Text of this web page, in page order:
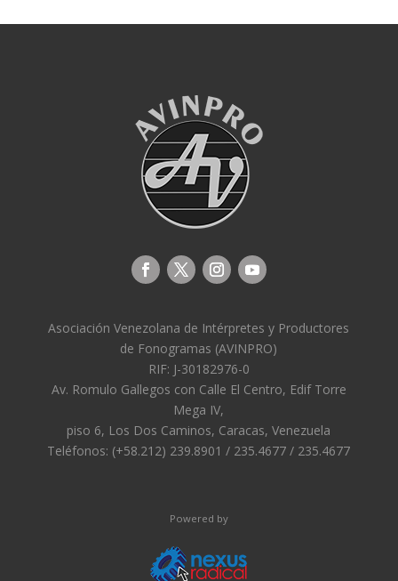
Asociación Venezolana de Intérpretes y Productores
de Fonogramas (AVINPRO)
RIF: J-30182976-0
Av. Romulo Gallegos con Calle El Centro, Edif Torre
Mega IV,
piso 6, Los Dos Caminos, Caracas, Venezuela
Teléfonos: (+58.212) 239.8901 / 235.4677 / 235.4677
Powered by